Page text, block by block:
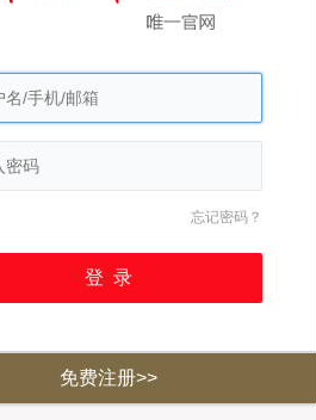
忘记密码？
免费注册>>